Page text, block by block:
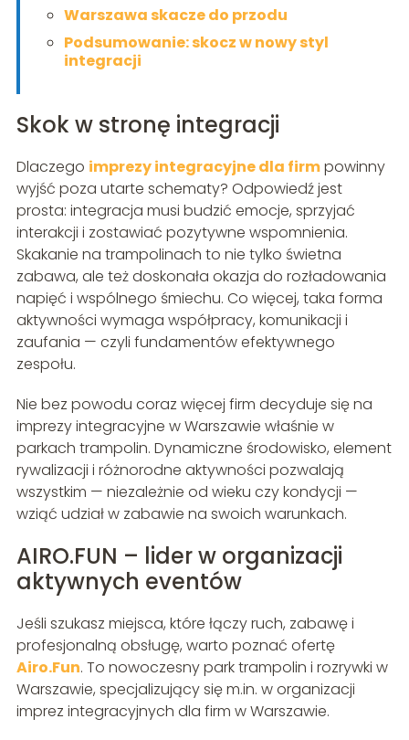
Warszawa skacze do przodu
Podsumowanie: skocz w nowy styl
integracji
Skok w stronę integracji
Dlaczego imprezy integracyjne dla firmpowinny
wyjść poza utarte schematy? Odpowiedź jest
prosta: integracja musi budzić emocje, sprzyjać
interakcji i zostawiać pozytywne wspomnienia.
Skakanie na trampolinach to nie tylko świetna
zabawa, ale też doskonała okazja do rozładowania
napięć i wspólnego śmiechu. Co więcej, taka forma
aktywności wymaga współpracy, komunikacji i
zaufania — czyli fundamentów efektywnego
zespołu.
Nie bez powodu coraz więcej firm decyduje się na
imprezy integracyjne w Warszawie właśnie w
parkach trampolin. Dynamiczne środowisko, element
rywalizacji i różnorodne aktywności pozwalają
wszystkim — niezależnie od wieku czy kondycji —
wziąć udział w zabawie na swoich warunkach.
AIRO.FUN – lider w organizacji
aktywnych eventów
Jeśli szukasz miejsca, które łączy ruch, zabawę i
profesjonalną obsługę, warto poznać ofertę
Airo.Fun. To nowoczesny park trampolin i rozrywki w
Warszawie, specjalizujący się m.in. w organizacji
imprez integracyjnych dla firm w Warszawie.